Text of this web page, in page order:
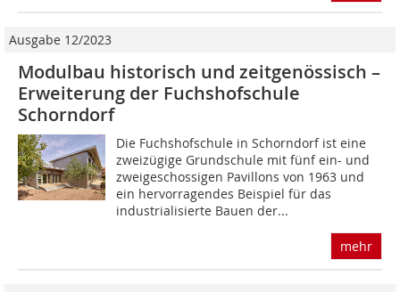
Ausgabe 12/2023
Modulbau historisch und zeitgenössisch –
Erweiterung der Fuchshofschule
Schorndorf
Die Fuchshofschule in Schorndorf ist eine
zweizügige Grundschule mit fünf ein- und
zweigeschossigen Pavillons von 1963 und
ein hervorragendes Beispiel für das
industrialisierte Bauen der...
mehr